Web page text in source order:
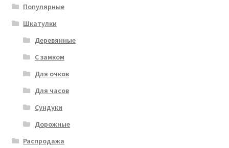
Популярные
Шкатулки
Деревянные
С замком
Для очков
Для часов
Сундуки
Дорожные
Распродажа